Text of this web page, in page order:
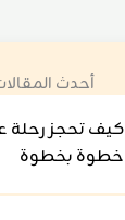
أحدث
كيف تحجز رحلة
خطوة بخطوة